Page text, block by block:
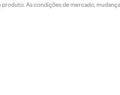
As condições de mercado,